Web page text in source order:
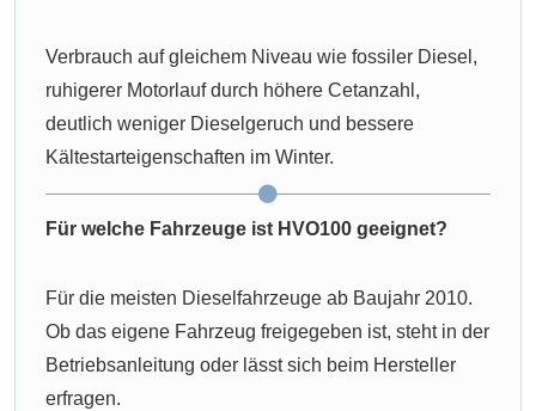
Verbrauch auf gleichem Niveau wie fossiler Diesel,
ruhigerer Motorlauf durch höhere Cetanzahl,
deutlich weniger Dieselgeruch und bessere
Kältestarteigenschaften im Winter.
Für welche Fahrzeuge ist HVO100 geeignet?
Für die meisten Dieselfahrzeuge ab Baujahr 2010.
Ob das eigene Fahrzeug freigegeben ist, steht in der
Betriebsanleitung oder lässt sich beim Hersteller
erfragen.